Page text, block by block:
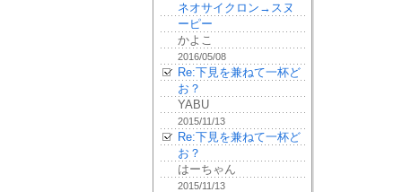
ネオサイクロン→スヌ
ーピー
かよこ
2016/05/08
Re:下見を兼ねて一杯ど
お？
YABU
2015/11/13
Re:下見を兼ねて一杯ど
お？
はーちゃん
2015/11/13